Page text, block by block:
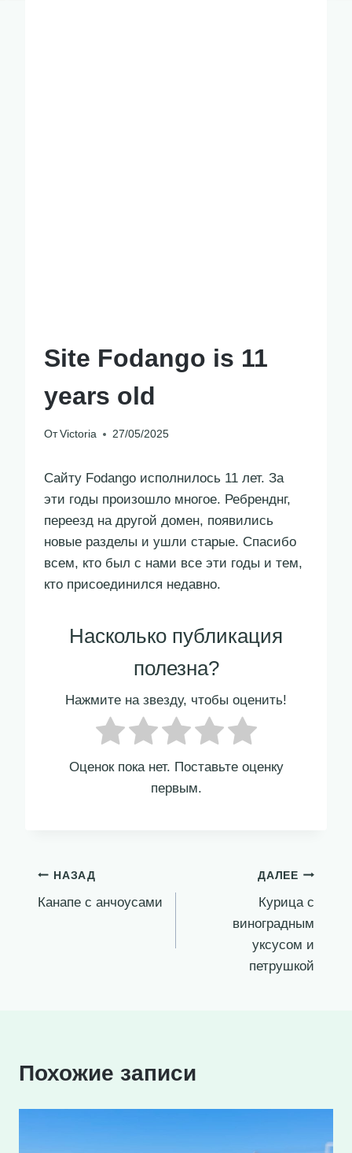
Site Fodango is 11
years old
От Victoria 27/05/2025
Сайту Fodango исполнилось 11 лет. За
эти годы произошло многое. Ребренднг,
переезд на другой домен, появились
новые разделы и ушли старые. Спасибо
всем, кто был с нами все эти годы и тем,
кто присоединился недавно.
Насколько публикация
полезна?
Нажмите на звезду, чтобы оценить!
Оценок пока нет. Поставьте оценку
первым.
Навигация
по
НАЗАД
Канапе с анчоусами
ДАЛЕЕ
Курица с
виноградным
уксусом и
петрушкой
Похожие записи